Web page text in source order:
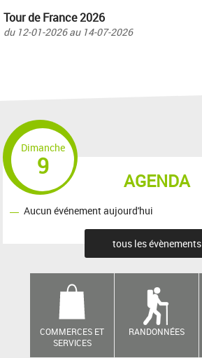
Tour de France 2026
du 12-01-2026au 14-07-2026
AGENDA
Dimanche
9
Aucun événement aujourd'hui
tous les évènements
COMMERCES ET
SERVICES
RANDONNÉES